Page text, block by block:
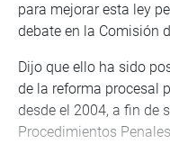
para mejorar esta ley
debate en la Comisión
Dijo que ello ha sido
de la reforma procesal
desde el 2004, a fin de
Procedimientos